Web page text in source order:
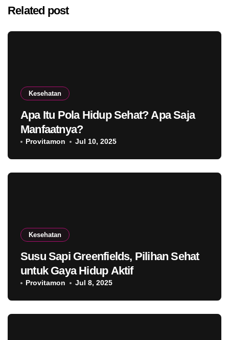
Related post
Kesehatan
Apa Itu Pola Hidup Sehat? Apa Saja
Manfaatnya?
Provitamon Jul 10, 2025
Kesehatan
Susu Sapi Greenfields, Pilihan Sehat
untuk Gaya Hidup Aktif
Provitamon Jul 8, 2025